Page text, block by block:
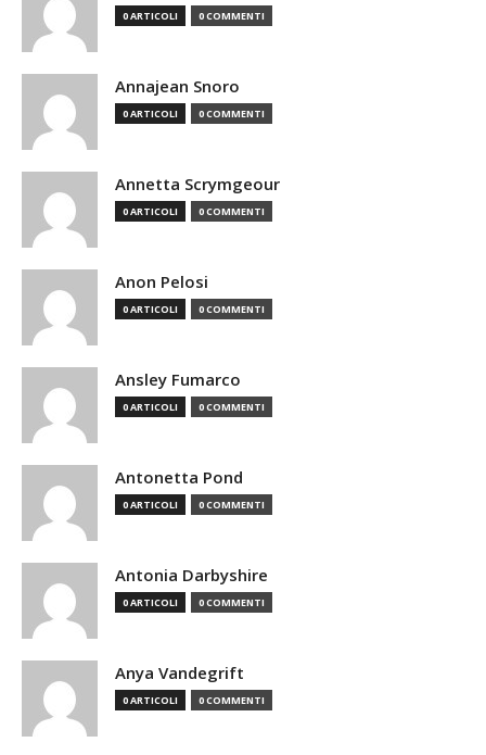
0 ARTICOLI 0 COMMENTI
Annajean Snoro
0 ARTICOLI 0 COMMENTI
Annetta Scrymgeour
0 ARTICOLI 0 COMMENTI
Anon Pelosi
0 ARTICOLI 0 COMMENTI
Ansley Fumarco
0 ARTICOLI 0 COMMENTI
Antonetta Pond
0 ARTICOLI 0 COMMENTI
Antonia Darbyshire
0 ARTICOLI 0 COMMENTI
Anya Vandegrift
0 ARTICOLI 0 COMMENTI